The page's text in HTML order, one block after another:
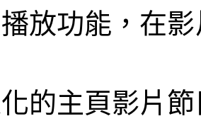
放功能，在
的主頁影片